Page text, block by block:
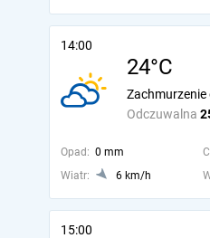
14:00
24°C
Odczuwalna
Zachmurzenie
Opad: 0 mm
Wiatr:
6 km/h
15:00